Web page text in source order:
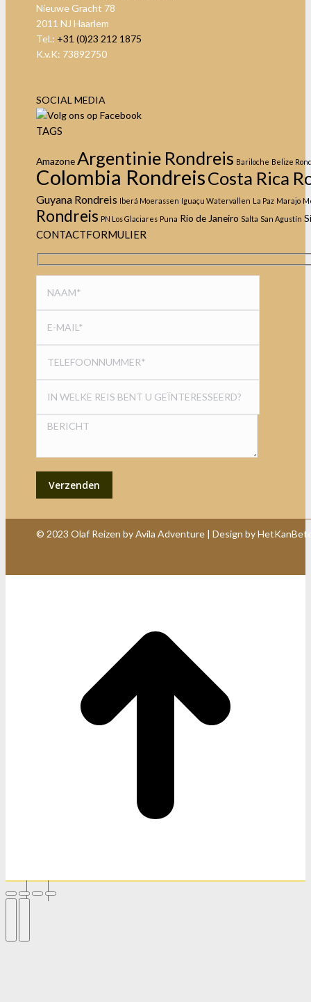
Nieuwe Gracht 78
2011 NJ Haarlem
Tel.: +31 (0)23 212 1875
K.v.K: 73892750
SOCIAL MEDIA
TAGS
AmazoneArgentinie Rondreis Bariloche Belize
Colombia RondreisCosta Rica
Guyana Rondreis Iberá Moerassen Iguaçu Watervallen La Paz Marajo
Rondreis PN Los Glaciares Puna Rio de Janeiro Salta San Agustín
CONTACTFORMULIER
© 2023 Olaf Reizen by Avila Adventure | Design by